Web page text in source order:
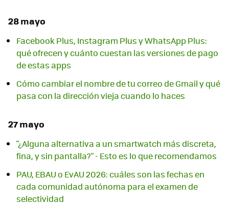
28 mayo
Facebook Plus, Instagram Plus y WhatsApp Plus:
qué ofrecen y cuánto cuestan las versiones de pago
de estas apps
Cómo cambiar el nombre de tu correo de Gmail y qué
pasa con la dirección vieja cuando lo haces
27 mayo
"¿Alguna alternativa a un smartwatch más discreta,
fina, y sin pantalla?" - Esto es lo que recomendamos
PAU, EBAU o EvAU 2026: cuáles son las fechas en
cada comunidad autónoma para el examen de
selectividad